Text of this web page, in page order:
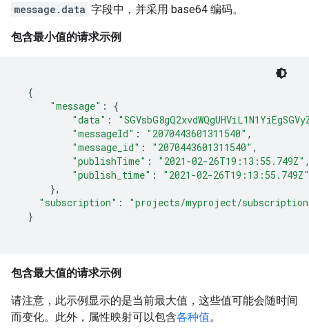
message.data 字段中，并采用 base64 编码。
包含最小值的请求示例
{
"message" :
{
"data" :
"messageId" : "2070443601311540"
"message_id" : "2070443601311540"
"publishTime" :
"2021-02-26T19:13:55.749Z"
"publish_time" :
"2021-02-26T19:13:55.749Z"
}
"subscription" :
"projects/myproject/
}
包含最大值的请求示例
请注意，此示例显示的是当前最大值，这些值可能会随时间
而变化。此外，属性映射可以包含各种值。